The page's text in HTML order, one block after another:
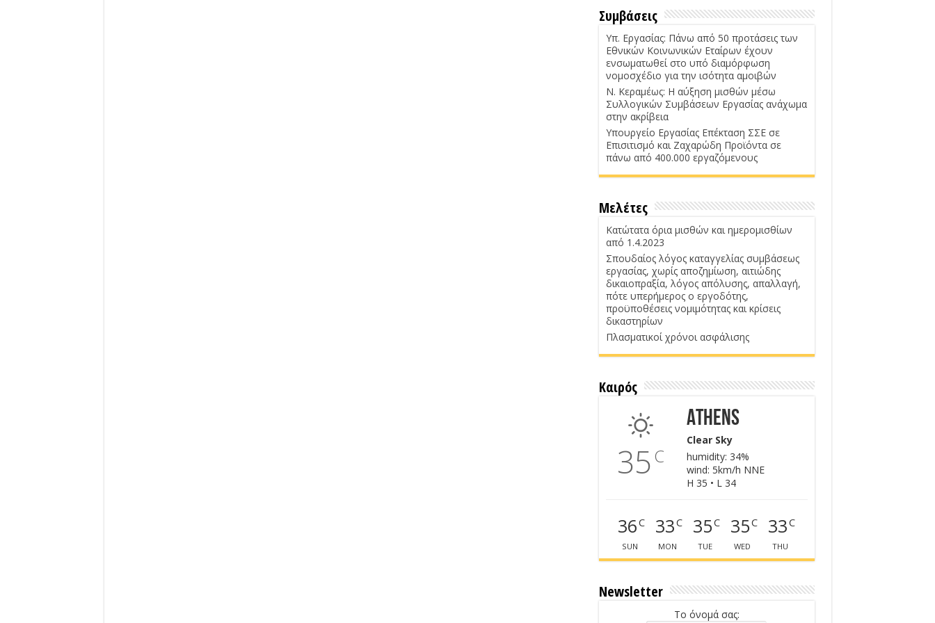
Συμβάσεις
Υπ. Εργασίας: Πάνω από 50 προτάσεις των
Εθνικών Κοινωνικών Εταίρων έχουν
ενσωματωθεί στο υπό διαμόρφωση
νομοσχέδιο για την ισότητα αμοιβών
Ν. Κεραμέως: Η αύξηση μισθών μέσω
Συλλογικών Συμβάσεων Εργασίας ανάχωμα
στην ακρίβεια
Υπουργείο Εργασίας Επέκταση ΣΣΕ σε
Επισιτισμό και Ζαχαρώδη Προϊόντα σε
πάνω από 400.000 εργαζόμενους
Μελέτες
Κατώτατα όρια μισθών και ημερομισθίων
από 1.4.2023
Σπουδαίος λόγος καταγγελίας συμβάσεως
εργασίας, χωρίς αποζημίωση, αιτιώδης
δικαιοπραξία, λόγος απόλυσης, απαλλαγή,
πότε υπερήμερος ο εργοδότης,
προϋποθέσεις νομιμότητας και κρίσεις
δικαστηρίων
Πλασματικοί χρόνοι ασφάλισης
Καιρός
35C
Athens
Clear Sky
humidity: 34%
wind: 5km/h NNE
H 35 • L 34
36C
SUN
33C
MON
35C
TUE
35C
WED
33C
THU
Newsletter
Το όνομά σας: